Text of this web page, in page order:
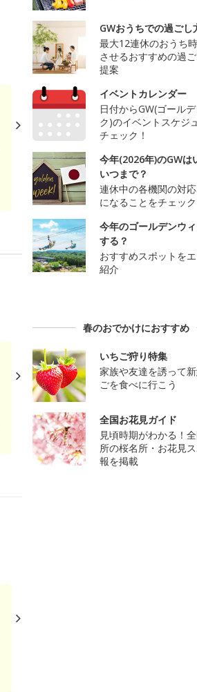
GWおうちでの過ごし
最大12連休のおうち
させるおすすめの過
提案
イベントカレンダー
日付からGW(ゴール
ク)のイベントスケジ
チェック！
今年(2026年)のGWは
いつまで？
連休中の各機関の対
になることをチェック
今年のゴールデンウ
する？
おすすめスポットを
紹介
春のおでかけにおすすめ
いちご狩り特集
家族や友達を誘って
ごを食べに行こう
全国お花見ガイド
見頃時期がわかる！
所の桜名所・お花見
報を掲載